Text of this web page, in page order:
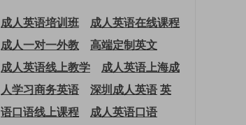
成人英语培训班
成人英语在线课程
成人一对一外教
高端定制英文
成人英语线上教学
成人英语上海成
人学习商务英语
深圳成人英语英
语口语线上课程
成人英语口语